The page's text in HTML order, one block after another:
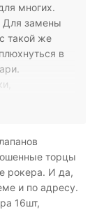
многих.
Для замены
такой же
в
торцы
рокера. И да,
и по адресу.
16шт,